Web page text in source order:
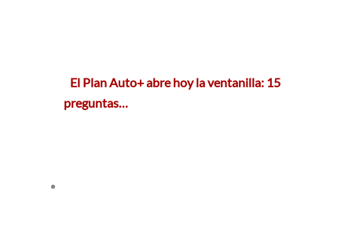
El Plan Auto+ abre hoy la ventanilla: 15
preguntas…